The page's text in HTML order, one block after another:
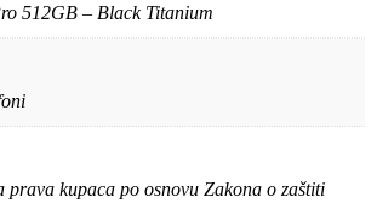
512GB – Black Titanium
prava kupaca po osnovu Zakona o zaštiti